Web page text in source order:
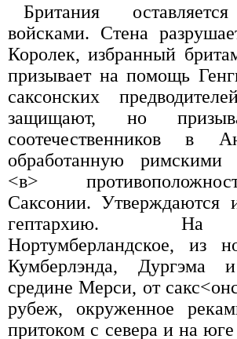
Британия
войсками. Стена
Королек, избранный
призывает на помощь
саксонских
защищают, но
соотечественников в
обработанную римскими
<в>
Саксонии. Утверждаются
гептархию. На
Нортумберландское, из
Кумберлэнда,
средине Мерси, от
рубеж, окруженное
притоком с севера и на